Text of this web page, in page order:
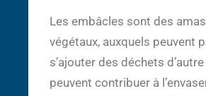
Les embâcles sont des
végétaux, auxquels peuvent
s’ajouter des déchets
peuvent contribuer à